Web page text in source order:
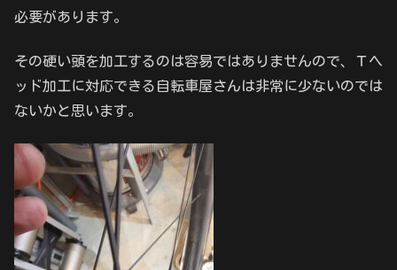
必要があります。
その硬い頭を加工するのは容易ではありませんので、Ｔヘ
ッド加工に対応できる自転車屋さんは非常に少ないのでは
ないかと思います。